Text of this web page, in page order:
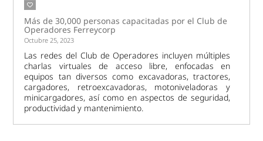
Más de 30,000 personas capacitadas por el Club de
Operadores Ferreycorp
Octubre 25, 2023
Las redes del Club de Operadores incluyen múltiples
charlas virtuales de acceso libre, enfocadas en
equipos tan diversos como excavadoras, tractores,
cargadores, retroexcavadoras, motoniveladoras y
minicargadores, así como en aspectos de seguridad,
productividad y mantenimiento.